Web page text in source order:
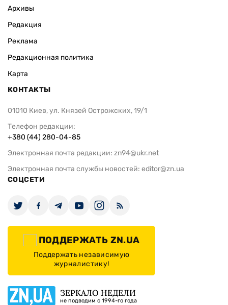
Архивы
Редакция
Реклама
Редакционная политика
Карта
КОНТАКТЫ
01010 Киев, ул. Князей Острожских, 19/1
Телефон редакции:
+380 (44) 280-04-85
Электронная почта редакции: zn94@ukr.net
Электронная почта службы новостей: editor@zn.ua
СОЦСЕТИ
ПОДДЕРЖАТЬ ZN.UA
Поддержать независимую
журналистику!
ЗЕРКАЛО НЕДЕЛИ
не подводим с 1994-го года